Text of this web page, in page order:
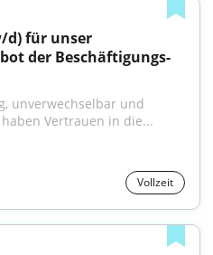
für unser
der Beschäftigungs-
unverwechselbar und
Vertrauen in die...
Vollzeit